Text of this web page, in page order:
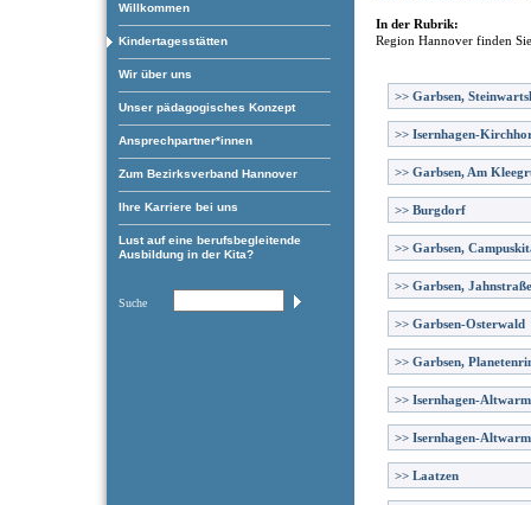
Willkommen
Kindertagesstätten
Wir über uns
Unser pädagogisches Konzept
Ansprechpartner*innen
Zum Bezirksverband Hannover
Ihre Karriere bei uns
Lust auf eine berufsbegleitende
Ausbildung in der Kita?
Suche
In der Rubrik:
Region Hannover finden
>> Garbsen,
>> Isernhagen-
>> Garbsen, Am
>> Burgdorf
>> Garbsen,
>> Garbsen, Jahnstraße
>> Garbsen-Osterwald
>> Garbsen,
>> Isernhagen-
>> Isernhagen-
>> Laatzen